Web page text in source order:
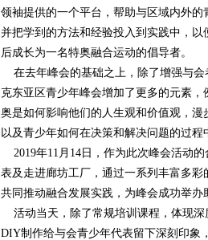
领袖提供的一个平台，帮助与区域内外的
并把学到的方法和经验投入到实践中，
后成长为一名特奥融合运动的倡导者。
在去年峰会的基础之上，除了增强与会
克东亚区青少年峰会增加了更多的元素
奥是如何影响他们的人生观和价值观，漫
以及青少年如何在决策和解决问题的过程
2019年11月14日，作为此次峰会活动
表及走进廊坊工厂，通过一系列丰富多彩
共同推动融合发展实践，为峰会成功举办
活动当天，除了常规培训课程，体现深
DIY制作给与会青少年代表留下深刻印象